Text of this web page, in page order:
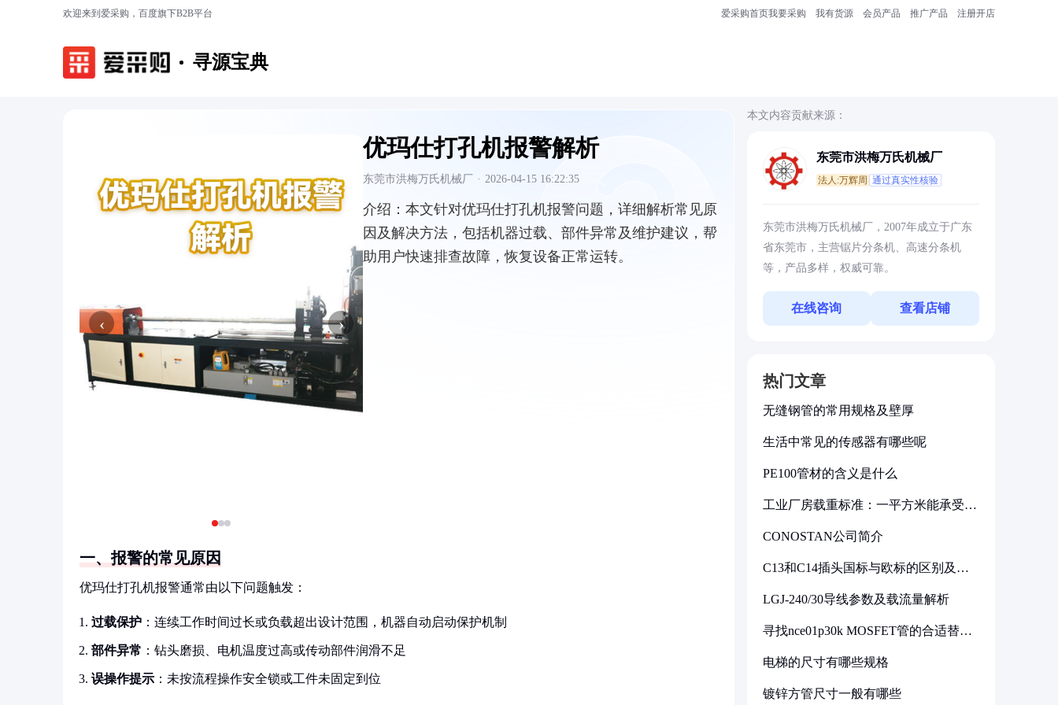
欢迎来到爱采购，百度旗下B2B平台 爱采购首页我要采购 我有货源 会员产品 推广产品 注册开店
寻源宝典
‹ ›
优玛仕打孔机报警解析
东莞市洪梅万氏机械厂 · 2026-04-15 16:22:35
介绍： 本文针对优玛仕打孔机报警问题，详细解析常见原
因及解决方法，包括机器过载、部件异常及维护建议，帮
助用户快速排查故障，恢复设备正常运转。
一、报警的常见原因
优玛仕打孔机报警通常由以下问题触发：
过载保护 ：连续工作时间过长或负载超出设计范围，机器自动启动保护机制
部件异常 ：钻头磨损、电机温度过高或传动部件润滑不足
误操作提示 ：未按流程操作安全锁或工件未固定到位
本文内容贡献来源：
东莞市洪梅万氏机械厂
法人:万辉周 通过真实性核验
东莞市洪梅万氏机械厂，2007年成立于广东
省东莞市，主营锯片分条机、高速分条机
等，产品多样，权威可靠。
在线咨询 查看店铺
热门文章
无缝钢管的常用规格及壁厚
生活中常见的传感器有哪些呢
PE100管材的含义是什么
工业厂房载重标准：一平方米能承受多
CONOSTAN公司简介
C13和C14插头国标与欧标的区别及其
LGJ-240/30导线参数及载流量解析
寻找nce01p30k MOSFET管的合适替代
电梯的尺寸有哪些规格
镀锌方管尺寸一般有哪些